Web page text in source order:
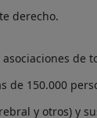
derecho.
de
de 150.000
y otros) y